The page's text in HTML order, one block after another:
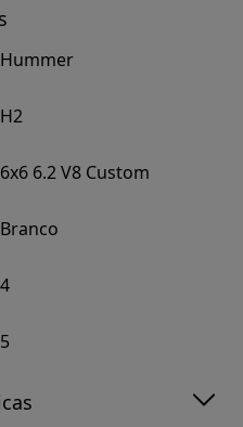
Hummer
H2
6x6 6.2 V8 Custom
Branco
4
5